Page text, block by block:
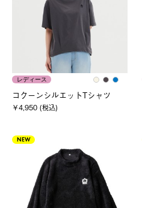
レディース
コクーンシルエットTシャツ
￥4,950 (税込)
NEW